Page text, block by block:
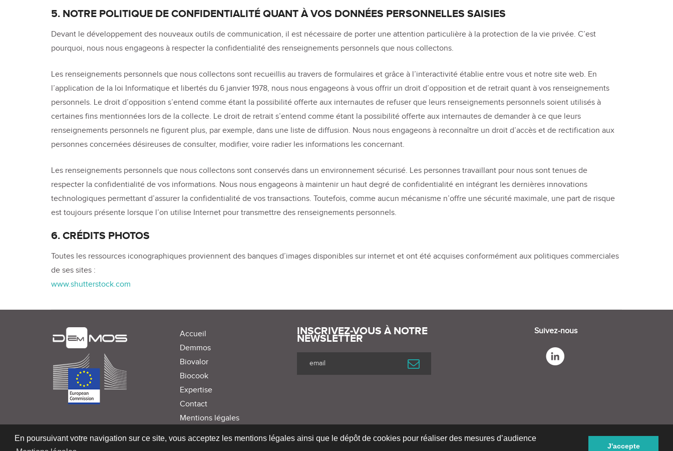
En poursuivant votre navigation sur ce site, vous acceptez les mentions légales ainsi que le dépôt de cookies pour réaliser des mesures d’audience
J'accepte
5. NOTRE POLITIQUE DE CONFIDENTIALITÉ QUANT À VOS DONNÉES PERSONNELLES SAISIES
Devant le développement des nouveaux outils de communication, il est nécessaire de porter une attention particulière à la protection de la vie privée. C’est
pourquoi, nous nous engageons à respecter la confidentialité des renseignements personnels que nous collectons.
Les renseignements personnels que nous collectons sont recueillis au travers de formulaires et grâce à l’interactivité établie entre vous et notre site web. En
l’application de la loi Informatique et libertés du 6 janvier 1978, nous nous engageons à vous offrir un droit d’opposition et de retrait quant à vos renseignements
personnels. Le droit d’opposition s’entend comme étant la possibilité offerte aux internautes de refuser que leurs renseignements personnels soient utilisés à
certaines fins mentionnées lors de la collecte. Le droit de retrait s’entend comme étant la possibilité offerte aux internautes de demander à ce que leurs
renseignements personnels ne figurent plus, par exemple, dans une liste de diffusion. Nous nous engageons à reconnaître un droit d’accès et de rectification aux
personnes concernées désireuses de consulter, modifier, voire radier les informations les concernant.
Les renseignements personnels que nous collectons sont conservés dans un environnement sécurisé. Les personnes travaillant pour nous sont tenues de
respecter la confidentialité de vos informations. Nous nous engageons à maintenir un haut degré de confidentialité en intégrant les dernières innovations
technologiques permettant d’assurer la confidentialité de vos transactions. Toutefois, comme aucun mécanisme n’offre une sécurité maximale, une part de risque
est toujours présente lorsque l’on utilise Internet pour transmettre des renseignements personnels.
6. CRÉDITS PHOTOS
Toutes les ressources iconographiques proviennent des banques d’images disponibles sur internet et ont été acquises conformément aux politiques commerciales
de ses sites :
www.shutterstock.com
Accueil
Demmos
Biovalor
Biocook
Expertise
Contact
Mentions légales
INSCRIVEZ-VOUS À NOTRE
NEWSLETTER
Suivez-nous